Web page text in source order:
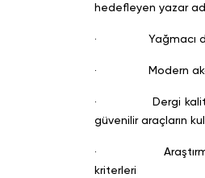
hedefleyen yazar
· Yağmacı
· Modern
· Dergi kalitesi ve
güvenilir araçların
· Araştırmanız
kriterleri